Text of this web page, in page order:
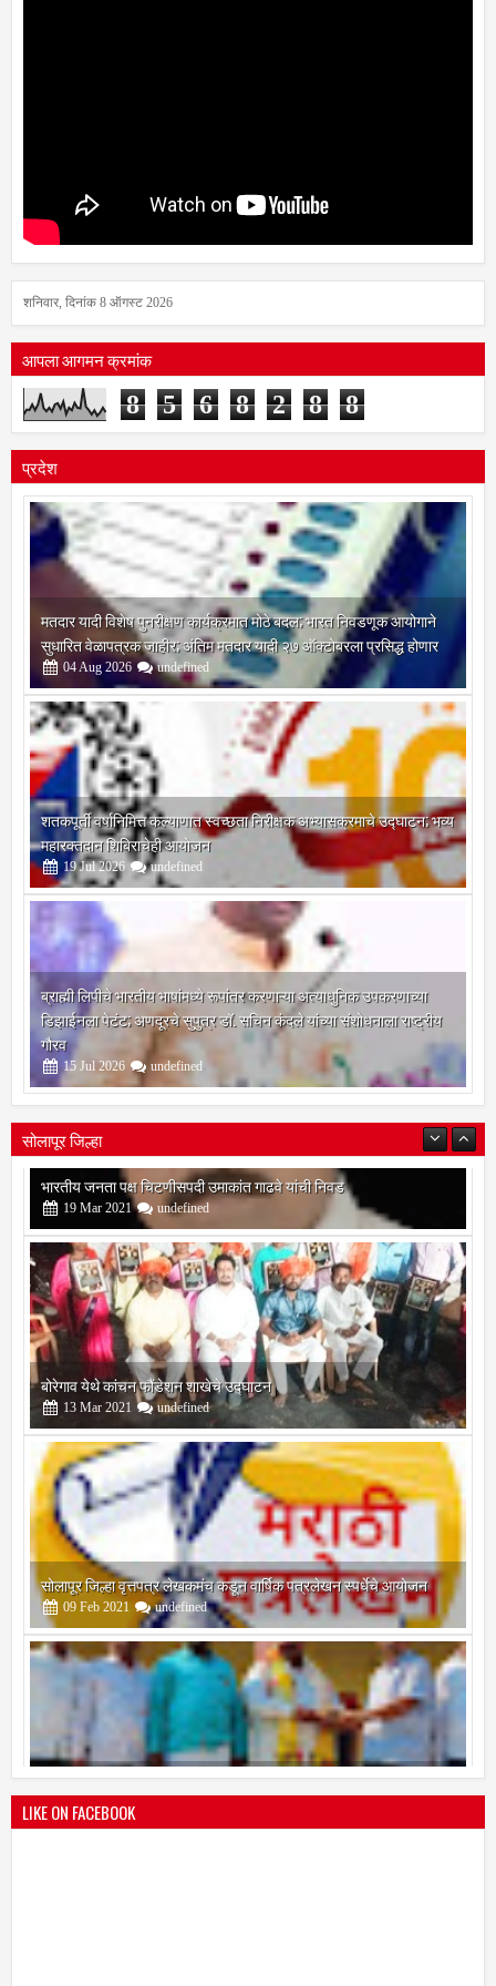
शनिवार, दिनांक 8 ऑगस्ट 2026
आपला आगमन क्रमांक
8 5 6 8 2 8 8
प्रदेश
मतदार यादी विशेष पुनरीक्षण कार्यक्रमात मोठे बदल; भारत निवडणूक आयोगाने
सुधारित वेळापत्रक जाहीर; अंतिम मतदार यादी २७ ऑक्टोबरला प्रसिद्ध होणार
04 Aug 2026 undefined
शतकपूर्ती वर्षानिमित्त कल्याणात स्वच्छता निरीक्षक अभ्यासक्रमाचे उद्घाटन; भव्य
महारक्तदान शिबिराचेही आयोजन
19 Jul 2026 undefined
ब्राह्मी लिपीचे भारतीय भाषांमध्ये रूपांतर करणाऱ्या अत्याधुनिक उपकरणाच्या
डिझाईनला पेटंट; अणदूरचे सुपुत्र डॉ. सचिन कंदले यांच्या संशोधनाला राष्ट्रीय
गौरव
15 Jul 2026 undefined
सोलापूर जिल्हा
बोरेगाव येथे कांचन फौंडेशन शाखेचे उद्घाटन
Mar 2021 undefined
सोलापूर जिल्हा वृत्तपत्र लेखकमंच कडून वार्षिक पत्रलेखन स्पर्धेचे आयोजन
09 Feb undefined
श्री मल्लिकार्जुन प्रशालेकडून उमाकांत गाढवे यांचा सत्कार
25 undefined
LIKE ON FACEBOOK